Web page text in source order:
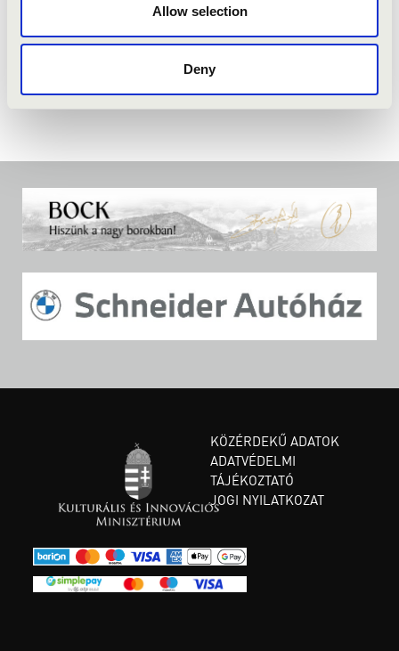
Allow selection
Deny
KÖZÉRDEKŰ ADATOK
ADATVÉDELMI
TÁJÉKOZTATÓ
JOGI NYILATKOZAT